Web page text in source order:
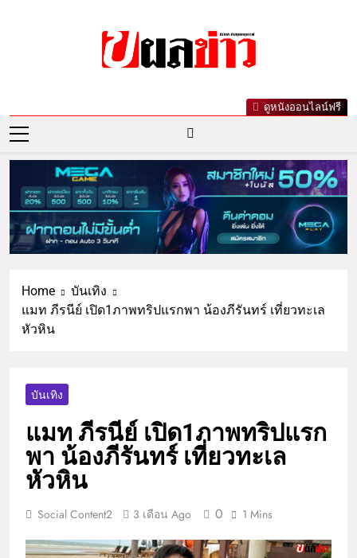
ผลข่าว.com
ดารา ข่าวกีฬารอบโลก เลขเด็ดหวยดัง ตรวจ
ดูหนังออนไลน์ฟรี
Home
บันเทิง
แมท ภีรนีย์ เปิด1ภาพทริปแรกพา น้องภีรันทร์ เที่ยวทะเล
หัวหิน
บันเทิง
แมท ภีรนีย์ เปิด1ภาพทริปแรก
พา น้องภีรันทร์ เที่ยวทะเล
หัวหิน
Social Content2 3 เดือน Ago 0 1 Mins